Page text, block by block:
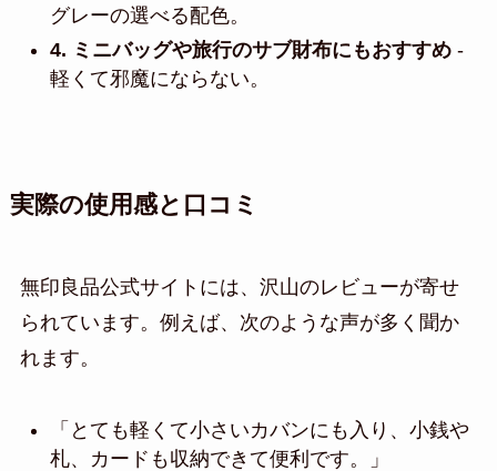
グレーの選べる配色。
4. ミニバッグや旅行のサブ財布にもおすすめ-
軽くて邪魔にならない。
実際の使用感と口コミ
無印良品公式サイトには、沢山のレビューが寄せ
られています。例えば、次のような声が多く聞か
れます。
「とても軽くて小さいカバンにも入り、小銭や
札、カードも収納できて便利です。」